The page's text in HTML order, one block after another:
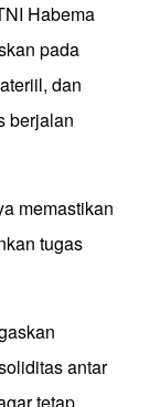
Habema
pada
dan
berjalan
memastikan
tugas
antar